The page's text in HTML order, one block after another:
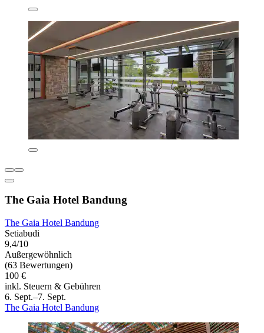
The Gaia Hotel Bandung
The Gaia Hotel Bandung
Setiabudi
9,4/10
Außergewöhnlich
(63 Bewertungen)
100 €
inkl. Steuern & Gebühren
6. Sept.–7. Sept.
The Gaia Hotel Bandung